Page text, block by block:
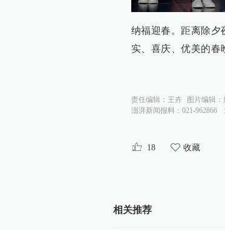
纳福迎春。距离除夕
实、喜庆、优美的春
责任编辑： 王卉 图片编辑：
澎湃新闻报料：021-962866
18 收藏
相关推荐